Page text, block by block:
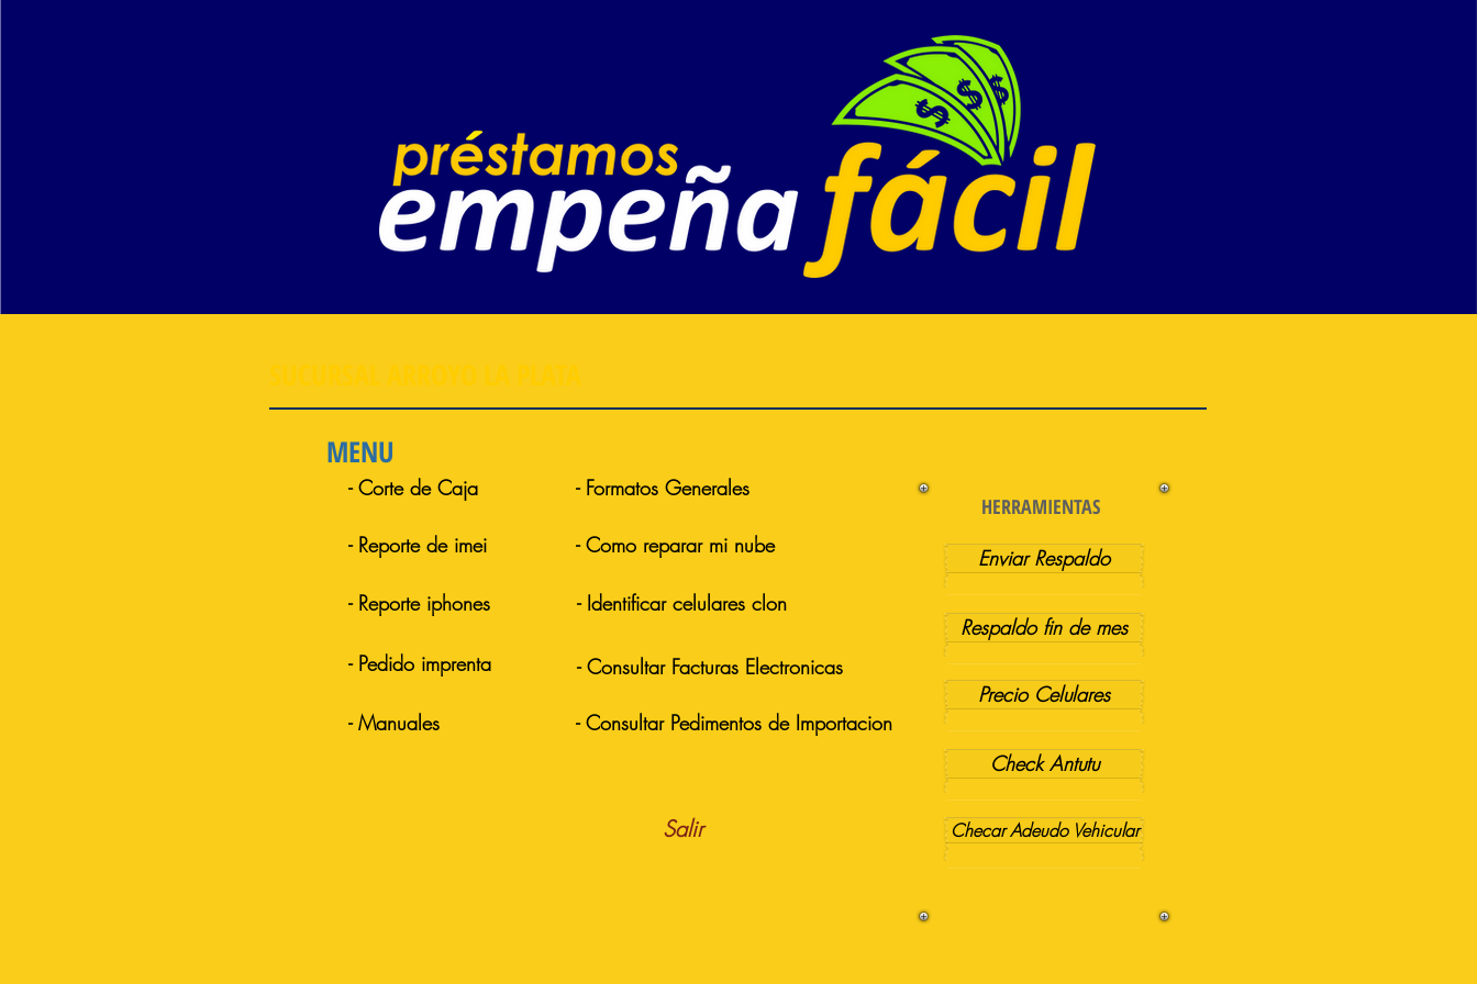
SUCURSAL ARROYO LA PLATA
MENU
- Corte de Caja
- Reporte de imei
- Reporte iphones
- Pedido imprenta
- Manuales
- Identificar celulares clon
- Como reparar mi nube
- Formatos Generales
HERRAMIENTAS
Enviar Respaldo
Respaldo fin de mes
Check Antutu
Checar Adeudo Vehicular
Salir
- Consultar Facturas Electronicas
Precio Celulares
- Consultar Pedimentos de Importacion